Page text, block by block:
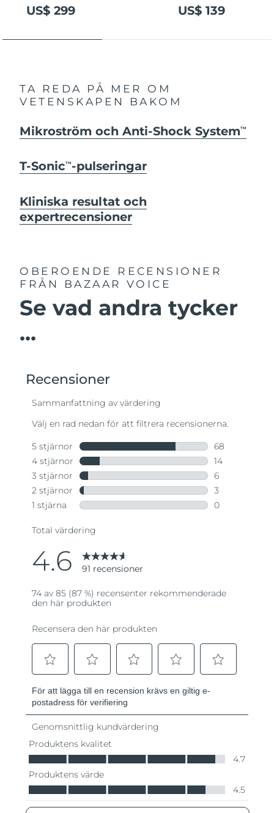
US$ 299 US$ 139
TA REDA PÅ MER OM
VETENSKAPEN BAKOM
Mikroström och Anti-Shock SystemTM
T-SonicTM -pulseringar
Kliniska resultat och
expertrecensioner
OBEROENDE RECENSIONER
FRÅN BAZAAR VOICE
Se vad andra tycker
...